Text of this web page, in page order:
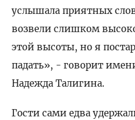
услышала приятных
возвели слишком
этой высоты, но я
падать», - говорит
Надежда Талигина.
Гости сами едва